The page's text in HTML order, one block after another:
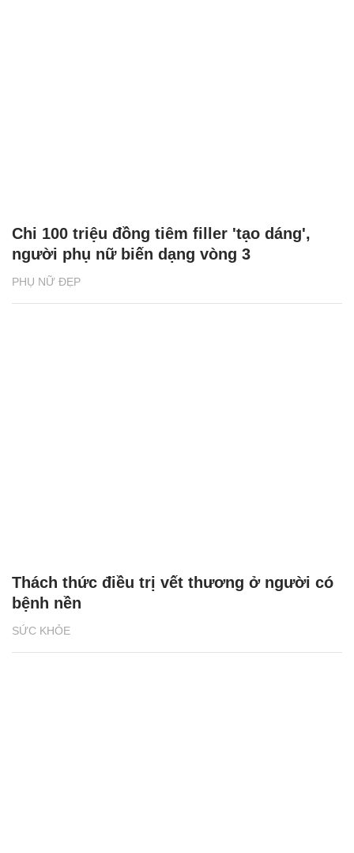
PHỤ NỮ ĐẸP
Chi 100 triệu đồng tiêm filler 'tạo dáng',
người phụ nữ biến dạng vòng 3
SỨC KHỎE
Thách thức điều trị vết thương ở người có
bệnh nền